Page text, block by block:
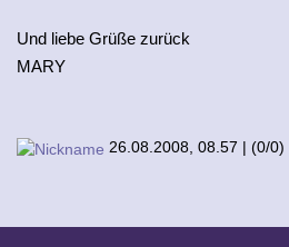
Und liebe Grüße zurück
MARY
26.08.2008, 08.57 | (0/0)